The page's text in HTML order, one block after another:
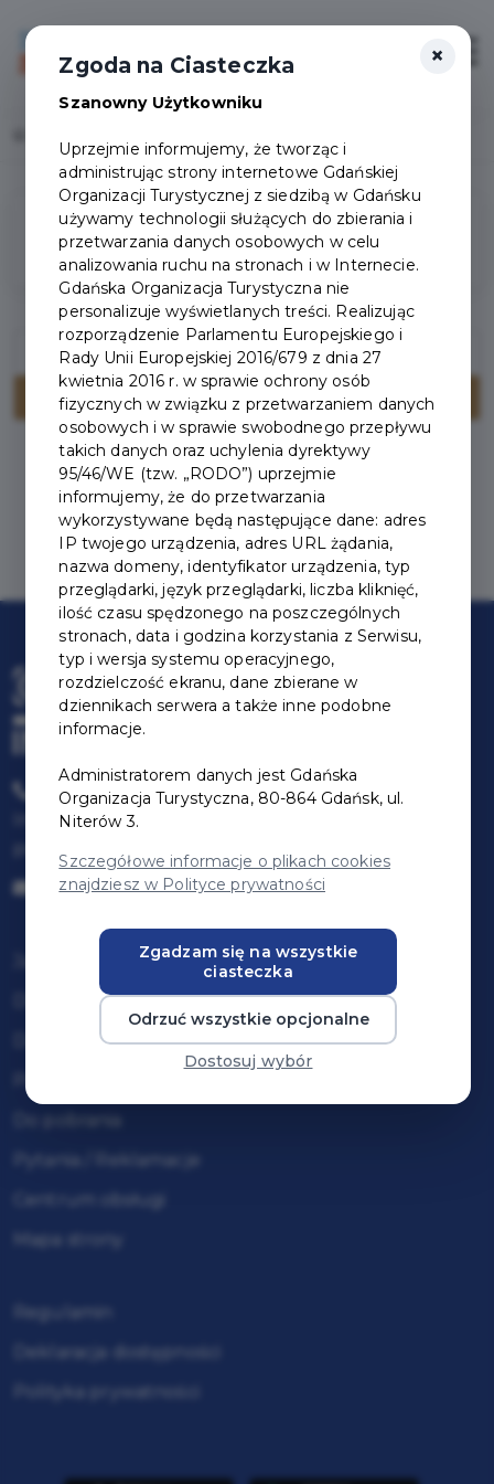
Login/Rejestracja
Filtry
Brak wydarzeń spełniających kryteria wyszukiwania.
Wyczyść kryteria wyszukiwania
+48 58 300 06 59
Infolinia czynna:
karta@jestemzgdanska.pl
Jak zostać partnerem
Dla organizatorów wydarzeń
Dodaj swoje wydarzenie
Pytania / Reklamacje
Centrum obsługi
Mapa strony
Regulamin
Deklaracja dostępności
Polityka prywatności
×
Zgoda na Ciasteczka
Szanowny Użytkowniku
Uprzejmie informujemy, że tworząc i
administrując strony internetowe Gdańskiej
Organizacji Turystycznej z siedzibą w Gdańsku
używamy technologii służących do zbierania i
przetwarzania danych osobowych w celu
analizowania ruchu na stronach i w Internecie.
Gdańska Organizacja Turystyczna nie
personalizuje wyświetlanych treści. Realizując
rozporządzenie Parlamentu Europejskiego i
Rady Unii Europejskiej 2016/679 z dnia 27
kwietnia 2016 r. w sprawie ochrony osób
fizycznych w związku z przetwarzaniem danych
osobowych i w sprawie swobodnego przepływu
takich danych oraz uchylenia dyrektywy
95/46/WE (tzw. „RODO”) uprzejmie
informujemy, że do przetwarzania
wykorzystywane będą następujące dane: adres
IP twojego urządzenia, adres URL żądania,
nazwa domeny, identyfikator urządzenia, typ
przeglądarki, język przeglądarki, liczba kliknięć,
ilość czasu spędzonego na poszczególnych
stronach, data i godzina korzystania z Serwisu,
typ i wersja systemu operacyjnego,
rozdzielczość ekranu, dane zbierane w
dziennikach serwera a także inne podobne
informacje.
Administratorem danych jest Gdańska
Organizacja Turystyczna, 80-864 Gdańsk, ul.
Niterów 3.
Szczegółowe informacje o plikach cookies
znajdziesz w Polityce prywatności
Zgadzam się na wszystkie
ciasteczka
Odrzuć wszystkie opcjonalne
Dostosuj wybór